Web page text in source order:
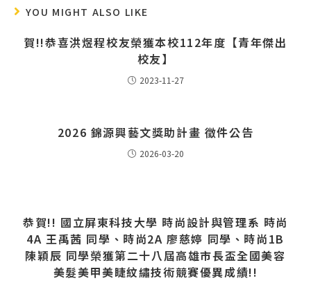
YOU MIGHT ALSO LIKE
賀!!恭喜洪煜程校友榮獲本校112年度【青年傑出
校友】
2023-11-27
2026 錦源興藝文獎助計畫 徵件公告
2026-03-20
恭賀!! 國立屏東科技大學 時尚設計與管理系 時尚
4A 王禹茜 同學、時尚2A 廖慈婷 同學、時尚1B
陳穎辰 同學榮獲第二十八屆高雄市長盃全國美容
美髮美甲美睫紋繡技術競賽優異成績!!